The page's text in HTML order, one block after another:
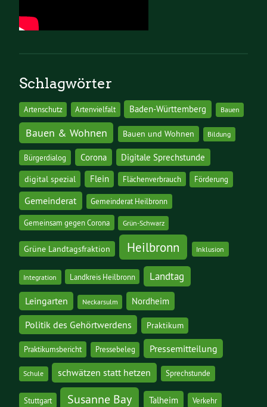
Schlagwörter
Artenschutz Artenvielfalt Baden-Württemberg Bauen
Bauen & Wohnen Bauen und Wohnen Bildung
Bürgerdialog Corona Digitale Sprechstunde
digital spezial Flein Flächenverbrauch Förderung
Gemeinderat Gemeinderat Heilbronn
Gemeinsam gegen Corona Grün-Schwarz
Grüne Landtagsfraktion Heilbronn Inklusion
Integration Landkreis Heilbronn Landtag
Leingarten Neckarsulm Nordheim
Politik des Gehörtwerdens Praktikum
Praktikumsbericht Pressebeleg Pressemitteilung
Schule schwätzen statt hetzen Sprechstunde
Stuttgart Susanne Bay Talheim Verkehr